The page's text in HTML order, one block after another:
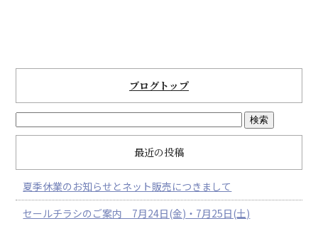
ブログトップ
最近の投稿
夏季休業のお知らせとネット販売につきまして
セールチラシのご案内 7月24日(金)・7月25日(土)